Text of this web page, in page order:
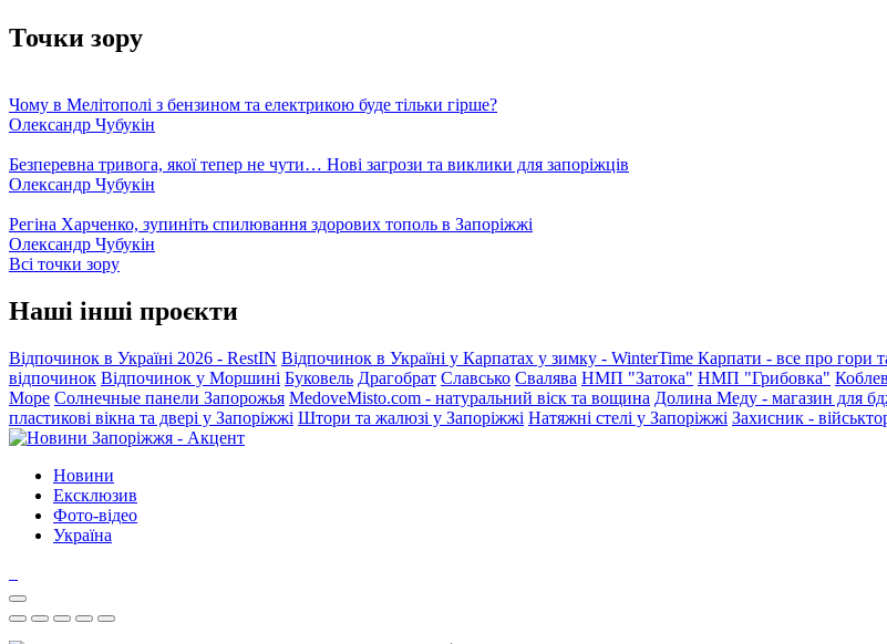
Точки зору
Чому в Мелітополі з бензином та електрикою буде тільки гірше?
Олександр Чубукін
Безперевна тривога, якої тепер не чути… Нові загрози та виклики для запоріжців
Олександр Чубукін
Регіна Харченко, зупиніть спилювання здорових тополь в Запоріжжі
Олександр Чубукін
Всі точки зору
Наші інші проєкти
Відпочинок в Україні 2026 - RestIN Відпочинок в Україні у Карпатах у зимку - WinterTime Карпати - все про гори
відпочинок Відпочинок у Моршині Буковель Драгобрат Славсько Свалява НМП "Затока" НМП "Грибовка"
Море Солнечные панели Запорожья MedoveMisto.com - натуральний віск та вощина Долина Меду - магазин для
пластикові вікна та двері у Запоріжжі Штори та жалюзі у Запоріжжі Натяжні стелі у Запоріжжі Захисник -
Новини
Ексклюзив
Фото-відео
Україна